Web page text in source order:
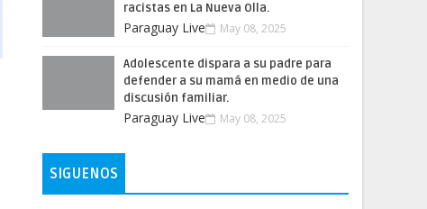
racistas en La Nueva Olla.
Paraguay Live May 08, 2025
Adolescente dispara a su padre para
defender a su mamá en medio de una
discusión familiar.
Paraguay Live May 08, 2025
SIGUENOS